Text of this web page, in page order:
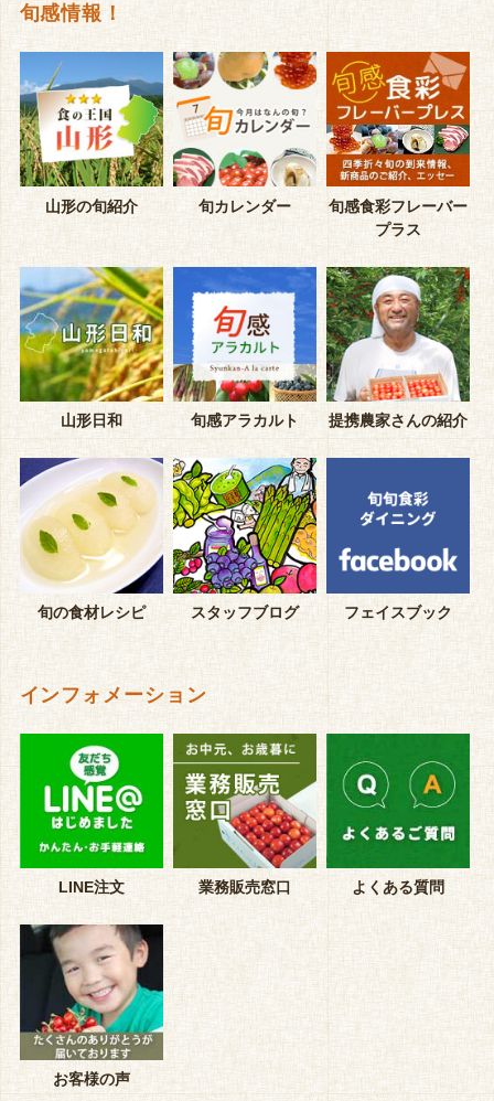
旬感情報！
山形の旬紹介 旬カレンダー
旬感食彩フレーバー
プラス
山形日和 旬感アラカルト 提携農家さんの紹介
旬の食材レシピ スタッフブログ フェイスブック
インフォメーション
LINE注文 業務販売窓口 よくある質問
お客様の声